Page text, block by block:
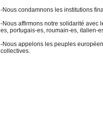
-Nous condamnons les institutions
-Nous affirmons notre solidarité avec
es, portugais-es, roumain-es, italien-
-Nous appelons les peuples
collectives.